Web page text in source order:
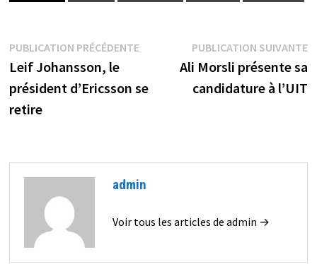
Navigation
de
l’article
PUBLICATION PRÉCÉDENTEPublication
précédente :
Leif Johansson, le
président d’Ericsson se
retire
PUBLICATION SUIVANTE
Ali Morsli présente sa
candidature à l’UIT
admin
Voir tous les articles de admin →